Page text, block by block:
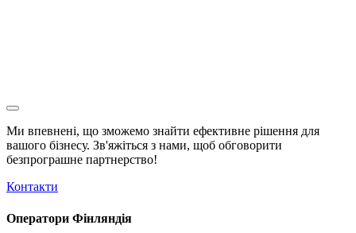
Ми впевнені, що зможемо знайти ефективне рішення для
вашого бізнесу. Зв'яжіться з нами, щоб обговорити
безпрограшне партнерство!
Контакти
Оператори Фінляндія